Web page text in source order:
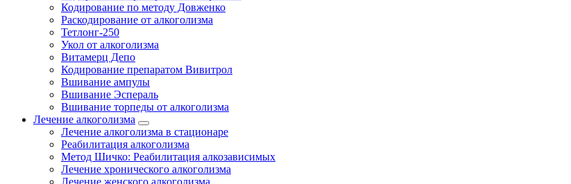
Кодирование по методу Довженко
Раскодирование от алкоголизма
Тетлонг-250
Укол от алкоголизма
Витамерц Депо
Кодирование препаратом Вивитрол
Вшивание ампулы
Вшивание Эспераль
Вшивание торпеды от алкоголизма
Лечение алкоголизма
Лечение алкоголизма в стационаре
Реабилитация алкоголизма
Метод Шичко: Реабилитация алкозависимых
Лечение хронического алкоголизма
Лечение женского алкоголизма